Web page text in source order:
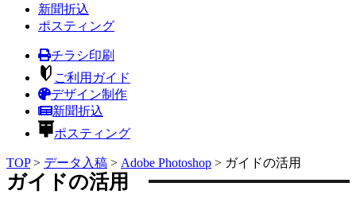
新聞折込
ポスティング
チラシ印刷
ご利用ガイド
デザイン制作
新聞折込
ポスティング
TOP> データ入稿 > Adobe Photoshop > ガイドの活用
ガイドの活用